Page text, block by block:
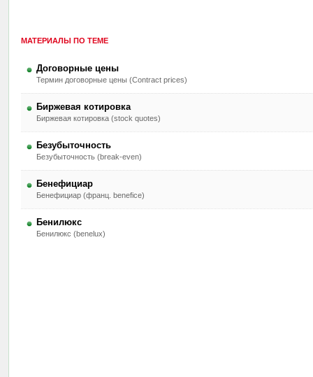
МАТЕРИАЛЫ ПО ТЕМЕ
Договорные цены
Термин договорные цены (Contract prices)
Биржевая котировка
Биржевая котировка (stock quotes)
Безубыточность
Безубыточность (break-even)
Бенефициар
Бенефициар (франц. benefice)
Бенилюкс
Бенилюкс (benelux)